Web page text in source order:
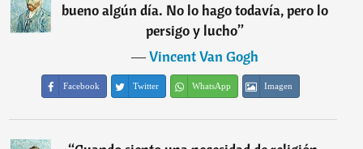
bueno algún día. No lo hago todavía, pero lo
persigo y lucho”
―Vincent Van Gogh
Facebook Twitter WhatsApp Imagen